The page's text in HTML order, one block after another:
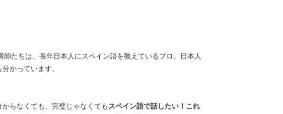
たちは、長年日本人にスペイン語を教えているプロ。日本人
かっています。
らなくても、完璧じゃなくてもスペイン語で話したい！これ